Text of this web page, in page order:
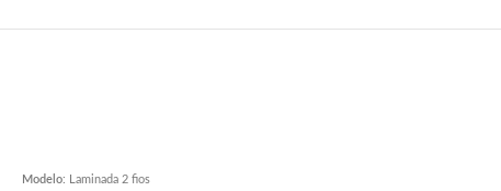
Modelo: Laminada 2 fios